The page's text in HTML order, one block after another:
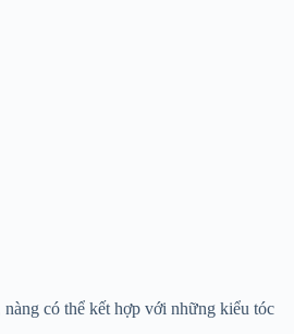
có thể kết hợp với những kiểu tóc